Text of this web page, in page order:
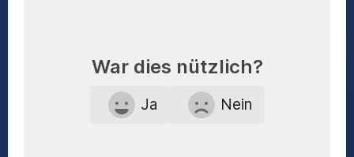
War dies nützlich?
Ja Nein